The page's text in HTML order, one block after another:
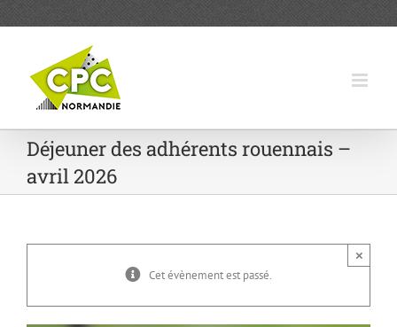
Déjeuner des adhérents rouennais –
avril 2026
Cet évènement est passé.
×